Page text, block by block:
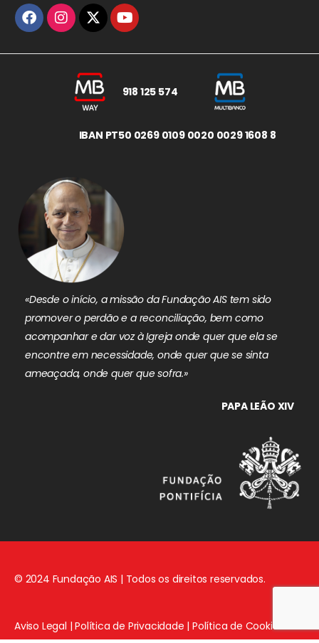
918 125 574
IBAN PT50 0269 0109 0020 0029 1608 8
«Desde o início, a missão da Fundação AIS tem sido
promover o perdão e a reconciliação, bem como
acompanhar e dar voz à Igreja onde quer que ela se
encontre em necessidade, onde quer que se sinta
ameaçada, onde quer que sofra.»
PAPA LEÃO XIV
© 2024 Fundação AIS | Todos os direitos reservados.
Aviso Legal |Política de Privacidade |Política de Cookies